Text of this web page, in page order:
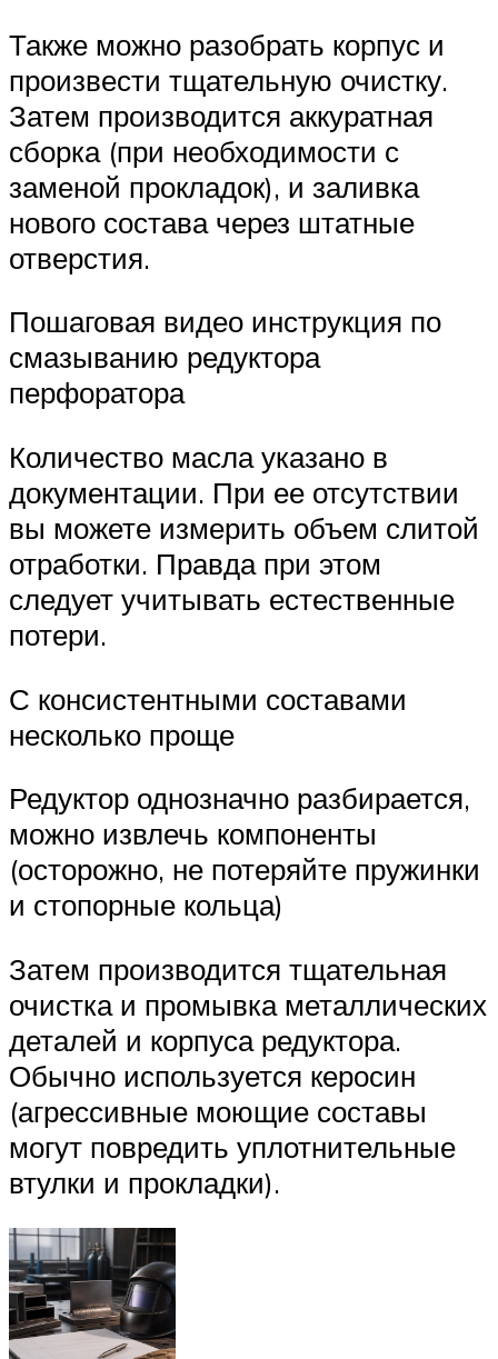
Также можно разобрать корпус и
произвести тщательную очистку.
Затем производится аккуратная
сборка (при необходимости с
заменой прокладок), и заливка
нового состава через штатные
отверстия.
Пошаговая видео инструкция по
смазыванию редуктора
перфоратора
Количество масла указано в
документации. При ее отсутствии
вы можете измерить объем слитой
отработки. Правда при этом
следует учитывать естественные
потери.
С консистентными составами
несколько проще
Редуктор однозначно разбирается,
можно извлечь компоненты
(осторожно, не потеряйте пружинки
и стопорные кольца)
Затем производится тщательная
очистка и промывка металлических
деталей и корпуса редуктора.
Обычно используется керосин
(агрессивные моющие составы
могут повредить уплотнительные
втулки и прокладки).